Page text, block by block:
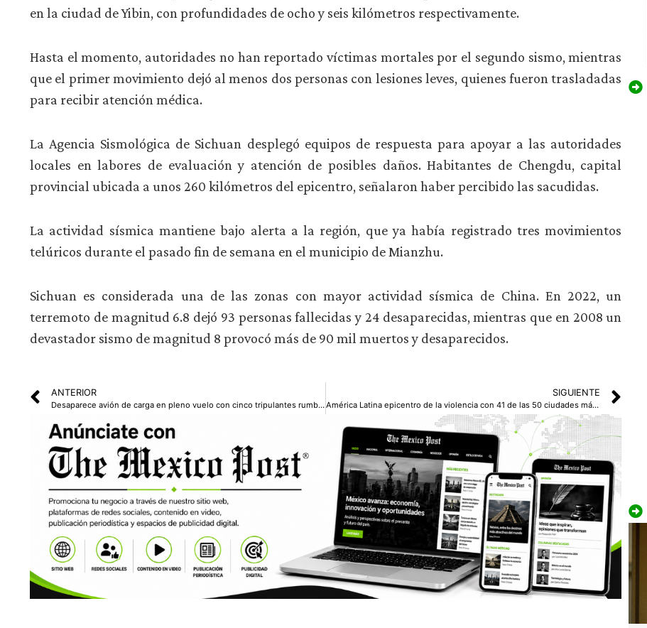
en la ciudad de Yibin, con profundidades de ocho y seis kilómetros respectivamente.
Hasta el momento, autoridades no han reportado víctimas mortales por el segundo sismo, mientras
que el primer movimiento dejó al menos dos personas con lesiones leves, quienes fueron trasladadas
para recibir atención médica.
La Agencia Sismológica de Sichuan desplegó equipos de respuesta para apoyar a las autoridades
locales en labores de evaluación y atención de posibles daños. Habitantes de Chengdu, capital
provincial ubicada a unos 260 kilómetros del epicentro, señalaron haber percibido las sacudidas.
La actividad sísmica mantiene bajo alerta a la región, que ya había registrado tres movimientos
telúricos durante el pasado fin de semana en el municipio de Mianzhu.
Sichuan es considerada una de las zonas con mayor actividad sísmica de China. En 2022, un
terremoto de magnitud 6.8 dejó 93 personas fallecidas y 24 desaparecidas, mientras que en 2008 un
devastador sismo de magnitud 8 provocó más de 90 mil muertos y desaparecidos.
ANTERIOR
Desaparece avión de carga en pleno vuelo con cinco tripulantes rumbo a Pakistán
SIGUIENTE
América Latina epicentro de la violencia con 41 de las 50 ciudades más peligrosas del mundo